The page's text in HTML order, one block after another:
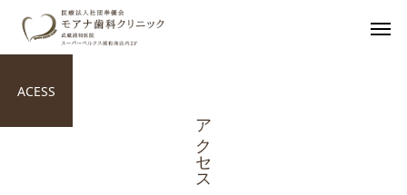
アクセス
ACESS